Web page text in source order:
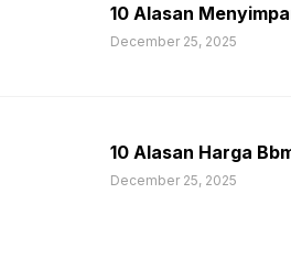
10 Alasan
December 25, 2025
10 Alasan Harga
December 25, 2025